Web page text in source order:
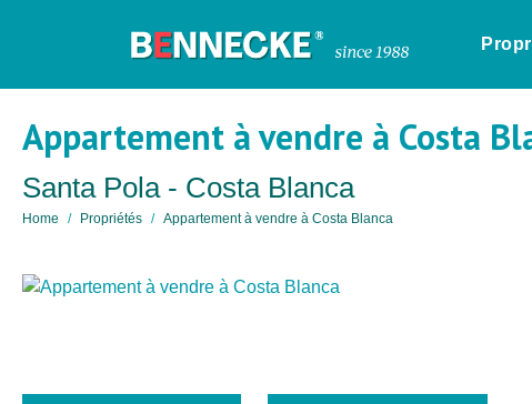
Appartement à vendre à Costa
Santa Pola - Costa Blanca
Home Propriétés Appartement à vendre à Costa Blanca